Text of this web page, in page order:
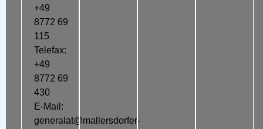
+49
8772 69
115
Telefax:
+49
8772 69
430
E-Mail:
generalat@mallersdorfer-